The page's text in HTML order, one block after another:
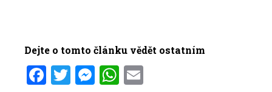
Dejte o tomto článku vědět ostatním
Facebook
Twitter
Messenger
WhatsApp